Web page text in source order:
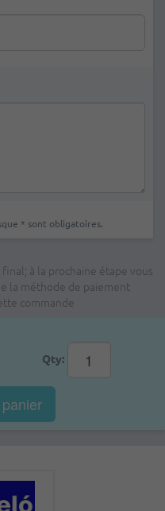
* sont obligatoires.
à la prochaine étape vous
la méthode de paiement
commande
Qty: